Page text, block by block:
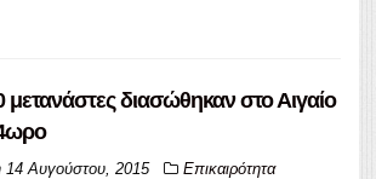
διασώθηκαν στο Αιγαίο
14 Αυγούστου, 2015 Επικαιρότητα